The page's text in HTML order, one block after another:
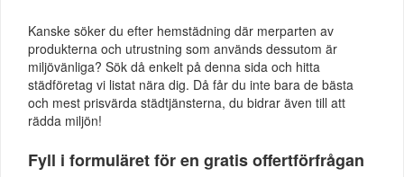
Kanske söker du efter hemstädning där merparten av
produkterna och utrustning som används dessutom är
miljövänliga? Sök då enkelt på denna sida och hitta
städföretag vi listat nära dig. Då får du inte bara de bästa
och mest prisvärda städtjänsterna, du bidrar även till att
rädda miljön!
Fyll i formuläret för en gratis offertförfrågan